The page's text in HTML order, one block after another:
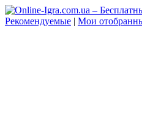
Рекомендуемые | Мои